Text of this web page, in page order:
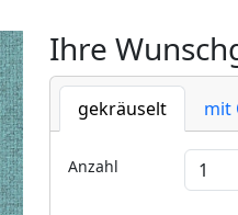
Ihre
gekräuselt mit
Anzahl